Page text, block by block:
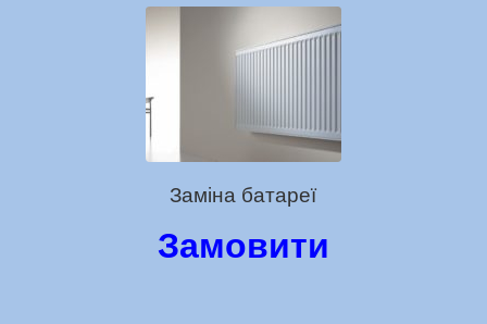
Заміна батареї
Замовити